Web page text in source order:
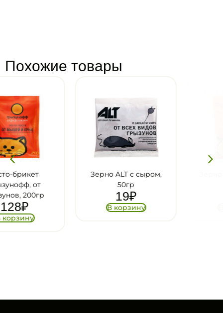
Похожие товары
Зерно ALT с сыром,
Зерно ГРЫЗУНОФФ,